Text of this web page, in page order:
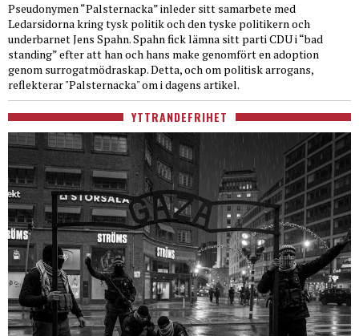
Pseudonymen “Palsternacka” inleder sitt samarbete med
Ledarsidorna kring tysk politik och den tyske politikern och
underbarnet Jens Spahn. Spahn fick lämna sitt parti CDU i “bad
standing” efter att han och hans make genomfört en adoption
genom surrogatmödraskap. Detta, och om politisk arrogans,
reflekterar "Palsternacka" om i dagens artikel.
YTTRANDEFRIHET